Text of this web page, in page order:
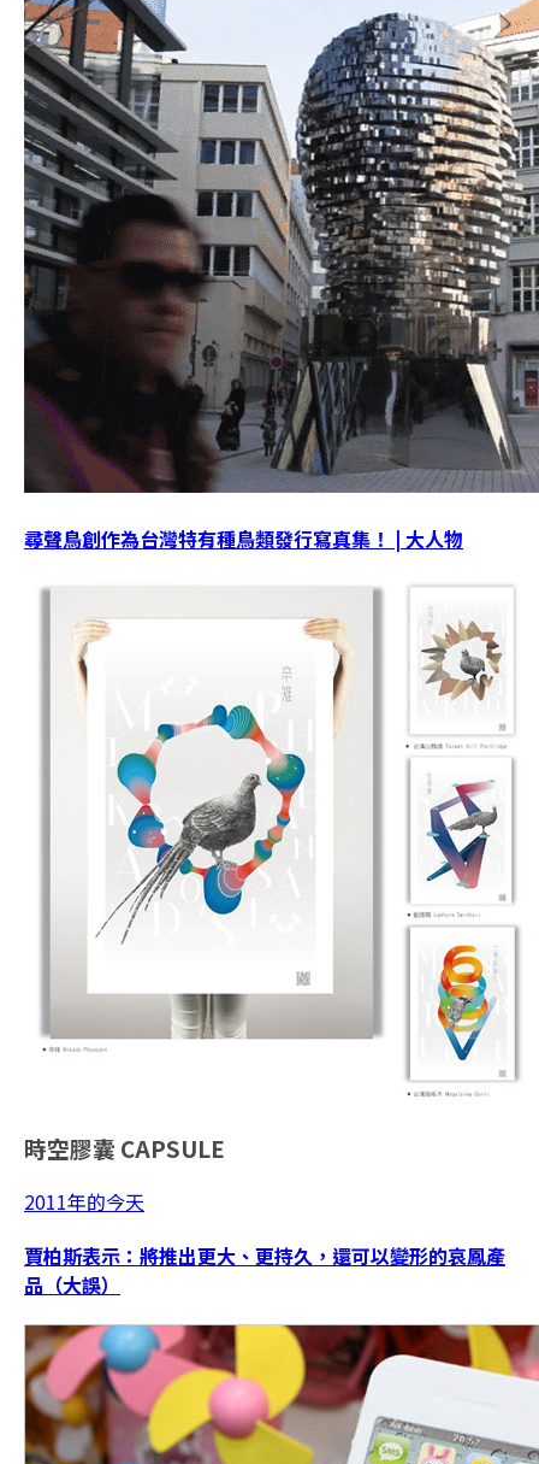
尋聲鳥創作為台灣特有種鳥類發行寫真集！ | 大人物
時空膠囊 CAPSULE
2011年的今天
賈柏斯表示：將推出更大、更持久，還可以變形的哀鳳產
品（大誤）